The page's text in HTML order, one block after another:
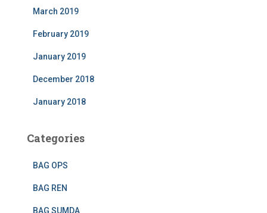
March 2019
February 2019
January 2019
December 2018
January 2018
Categories
BAG OPS
BAG REN
BAG SUMDA